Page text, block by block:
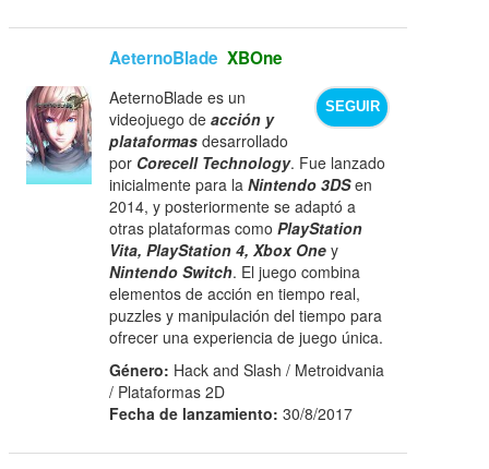
AeternoBlade XBOne
SEGUIR
AeternoBlade es un
videojuego deacción y
plataformas desarrollado
por Corecell Technology. Fue lanzado
inicialmente para laNintendo 3DSen
2014, y posteriormente se adaptó a
otras plataformas comoPlayStation
Vita, PlayStation 4, Xbox One y
Nintendo Switch. El juego combina
elementos de acción en tiempo real,
puzzles y manipulación del tiempo para
ofrecer una experiencia de juego única.
Género: Hack and Slash / Metroidvania
/ Plataformas 2D
Fecha de lanzamiento: 30/8/2017